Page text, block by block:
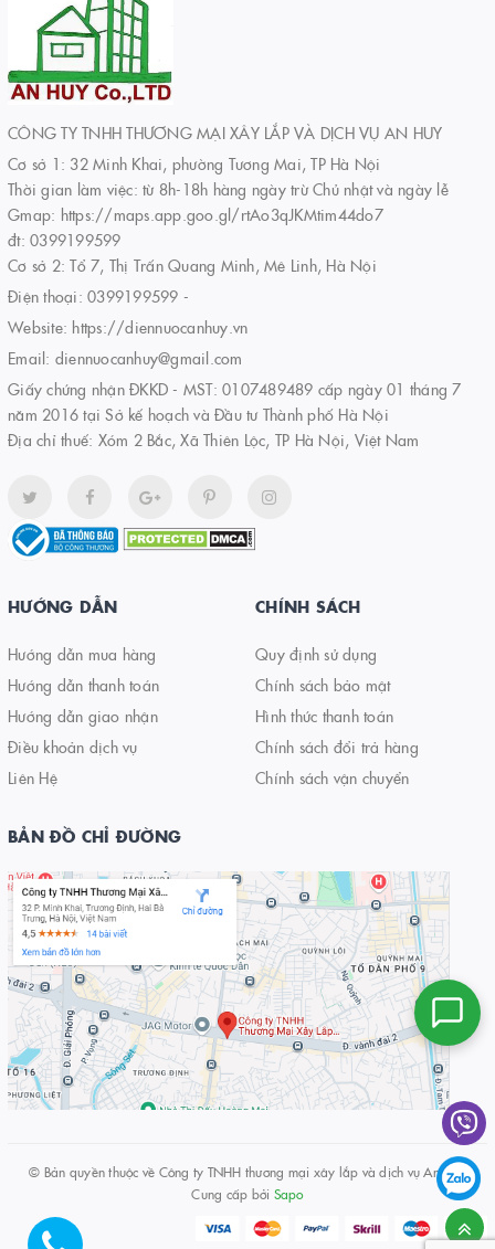
CÔNG TY TNHH THƯƠNG MẠI XÂY LẮP VÀ DỊCH VỤ AN HUY
Cơ sở 1: 32 Minh Khai, phường Tương Mai, TP Hà Nội
Thời gian làm việc: từ 8h-18h hàng ngày trừ Chủ nhật và ngày lễ
Gmap: https://maps.app.goo.gl/rtAo3qJKMtim44do7
đt: 0399199599
Cơ sở 2: Tổ 7, Thị Trấn Quang Minh, Mê Linh, Hà Nội
Điện thoại: 0399199599 -
Website: https://diennuocanhuy.vn
Email: diennuocanhuy@gmail.com
Giấy chứng nhận ĐKKD - MST: 0107489489 cấp ngày 01 tháng 7
năm 2016 tại Sở kế hoạch và Đầu tư Thành phố Hà Nội
Địa chỉ thuế: Xóm 2 Bắc, Xã Thiên Lộc, TP Hà Nội, Việt Nam
HƯỚNG DẪN
Hướng dẫn mua hàng
Hướng dẫn thanh toán
Hướng dẫn giao nhận
Điều khoản dịch vụ
Liên Hệ
CHÍNH SÁCH
Quy định sử dụng
Chính sách bảo mật
Hình thức thanh toán
Chính sách đổi trả hàng
Chính sách vận chuyển
BẢN ĐỒ CHỈ ĐƯỜNG
© Bản quyền thuộc về Công ty TNHH thương mại xây lắp và dịch vụ An Huy
Cung cấp bởi Sapo